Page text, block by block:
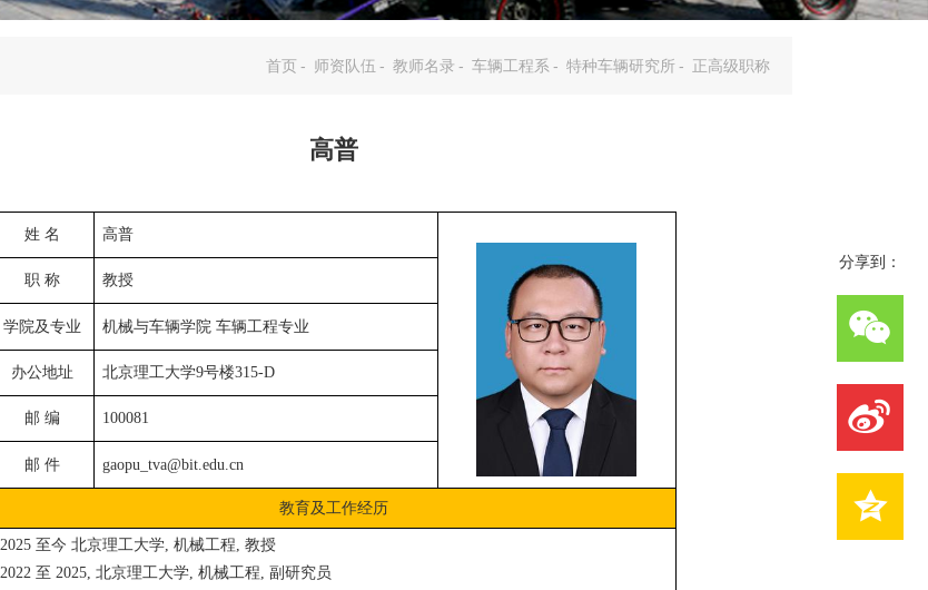
首页- 师资队伍 - 教师名录 - 车辆工程系 - 特种车辆研究所- 正高级职称
高普
姓 名 高普
职 称 教授
学院及专业 机械与车辆学院 车辆工程专业
办公地址 北京理工大学9号楼315-D
邮 编 100081
邮 件 gaopu_tva@bit.edu.cn
教育及工作经历
2025 至今 北京理工大学, 机械工程, 教授
2022 至 2025, 北京理工大学, 机械工程, 副研究员
分享到：